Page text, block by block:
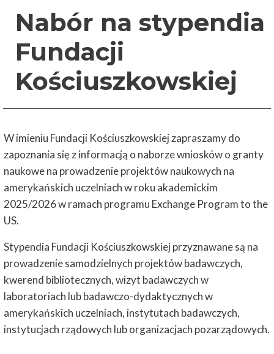
Nabór na stypendia
Fundacji
Kościuszkowskiej
W imieniu Fundacji Kościuszkowskiej zapraszamy do
zapoznania się z informacją o naborze wniosków o granty
naukowe na prowadzenie projektów naukowych na
amerykańskich uczelniach w roku akademickim
2025/2026 w ramach programu Exchange Program to the
US.
Stypendia Fundacji Kościuszkowskiej przyznawane są na
prowadzenie samodzielnych projektów badawczych,
kwerend bibliotecznych, wizyt badawczych w
laboratoriach lub badawczo-dydaktycznych w
amerykańskich uczelniach, instytutach badawczych,
instytucjach rządowych lub organizacjach pozarządowych.